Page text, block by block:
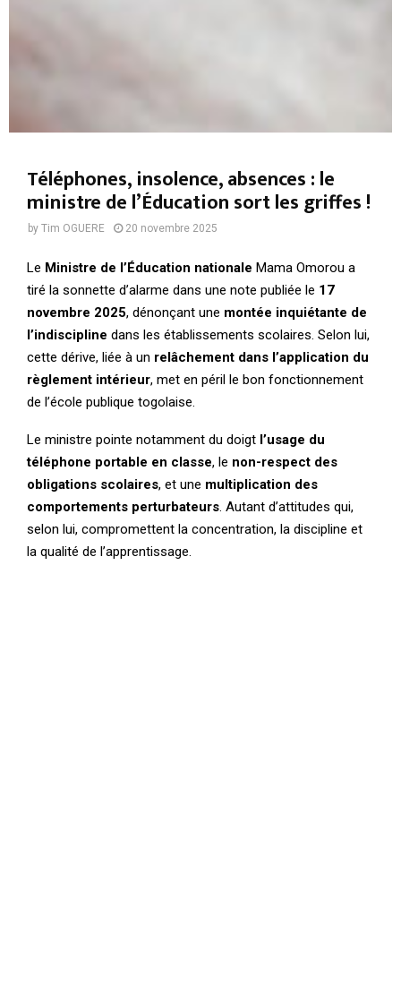
Téléphones, insolence, absences : le
ministre de l’Éducation sort les griffes !
by Tim OGUERE 20 novembre 2025
Le Ministre de l’Éducation nationale Mama Omorou a
tiré la sonnette d’alarme dans une note publiée le 17
novembre 2025, dénonçant une montée inquiétante de
l’indiscipline dans les établissements scolaires. Selon lui,
cette dérive, liée à un relâchement dans l’application du
règlement intérieur, met en péril le bon fonctionnement
de l’école publique togolaise.
Le ministre pointe notamment du doigt l’usage du
téléphone portable en classe, le non-respect des
obligations scolaires, et une multiplication des
comportements perturbateurs . Autant d’attitudes qui,
selon lui, compromettent la concentration, la discipline et
la qualité de l’apprentissage.